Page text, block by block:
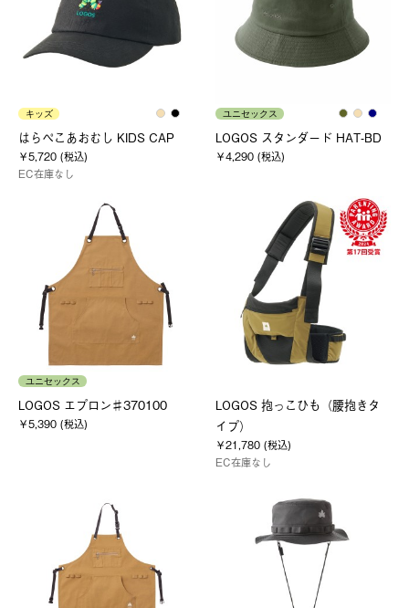
キッズ
はらぺこあおむし KIDS CAP
￥5,720 (税込)
EC在庫なし
ユニセックス
LOGOS スタンダード HAT-BD
￥4,290 (税込)
ユニセックス
LOGOS エプロン♯370100
￥5,390 (税込)
LOGOS 抱っこひも（腰抱きタ
イプ）
￥21,780 (税込)
EC在庫なし